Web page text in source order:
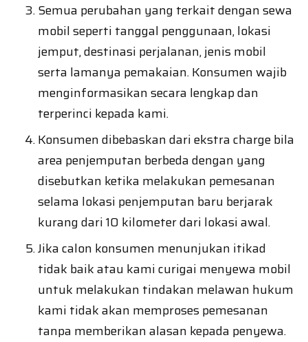
Semua perubahan yang terkait dengan sewa
mobil seperti tanggal penggunaan, lokasi
jemput, destinasi perjalanan, jenis mobil
serta lamanya pemakaian. Konsumen wajib
menginformasikan secara lengkap dan
terperinci kepada kami.
Konsumen dibebaskan dari ekstra charge bila
area penjemputan berbeda dengan yang
disebutkan ketika melakukan pemesanan
selama lokasi penjemputan baru berjarak
kurang dari 10 kilometer dari lokasi awal.
Jika calon konsumen menunjukan itikad
tidak baik atau kami curigai menyewa mobil
untuk melakukan tindakan melawan hukum
kami tidak akan memproses pemesanan
tanpa memberikan alasan kepada penyewa.